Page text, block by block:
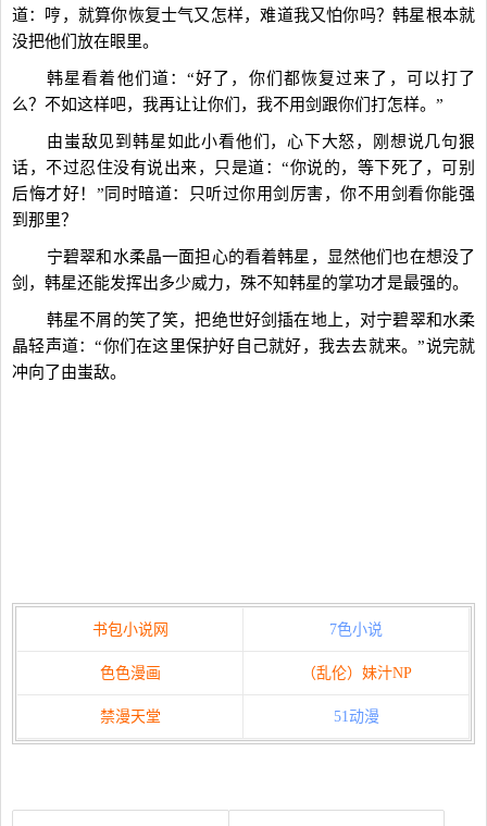
道：哼，就算你恢复士气又怎样，难道我又怕你吗？韩星根本就
没把他们放在眼里。
韩星看着他们道：“好了，你们都恢复过来了，可以打了
么？不如这样吧，我再让让你们，我不用剑跟你们打怎样。”
由蚩敌见到韩星如此小看他们，心下大怒，刚想说几句狠
话，不过忍住没有说出来，只是道：“你说的，等下死了，可别
后悔才好！”同时暗道：只听过你用剑厉害，你不用剑看你能强
到那里？
宁碧翠和水柔晶一面担心的看着韩星，显然他们也在想没了
剑，韩星还能发挥出多少威力，殊不知韩星的掌功才是最强的。
韩星不屑的笑了笑，把绝世好剑插在地上，对宁碧翠和水柔
晶轻声道：“你们在这里保护好自己就好，我去去就来。”说完就
冲向了由蚩敌。
书包小说网 7色小说
色色漫画 （乱伦）妹汁NP
禁漫天堂 51动漫